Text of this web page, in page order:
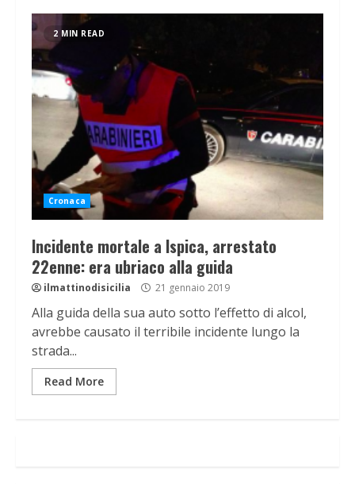
2 MIN READ
Cronaca
Incidente mortale a Ispica, arrestato
22enne: era ubriaco alla guida
ilmattinodisicilia 21 gennaio 2019
Alla guida della sua auto sotto l’effetto di alcol,
avrebbe causato il terribile incidente lungo la
strada...
Read More